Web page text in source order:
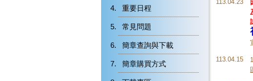
重要日程
常見問題
簡章查詢與下載
簡章購買方式
113.04.23
113.04.15